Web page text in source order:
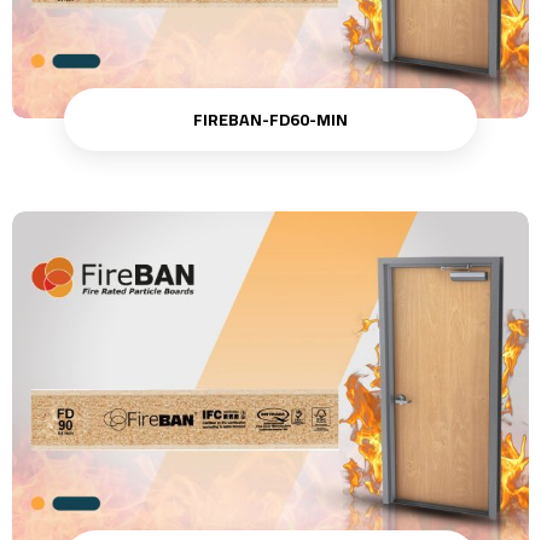
FIREBAN-FD60-MIN